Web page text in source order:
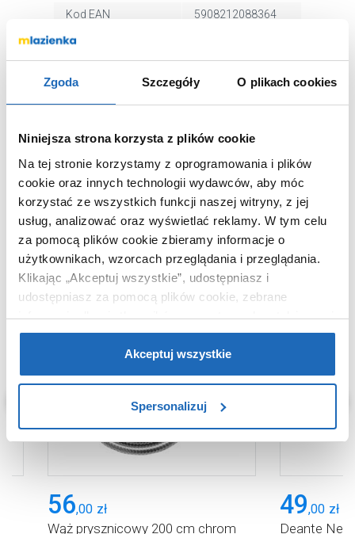
Zgoda Szczegóły O plikach cookies
Niniejsza strona korzysta z plików cookie
Na tej stronie korzystamy z oprogramowania i plików
cookie oraz innych technologii wydawców, aby móc
korzystać ze wszystkich funkcji naszej witryny, z jej
usług, analizować oraz wyświetlać reklamy. W tym celu
za pomocą plików cookie zbieramy informacje o
użytkownikach, wzorcach przeglądania i przeglądania.
Klikając „Akceptuj wszystkie”, udostępniasz i
udostępniasz za pomocą plików cookie, zebrane
informacje dla użytkowników zewnętrznych, a także nasi
partnerzy reklamowi.Jeśli chcesz, włącz „Tylko
wymagane pliki cookie”.Pamiętaj jednak, że
zablokowane niektóre pliki cookie mogą mieć wpływ na
Aby uzyskać więcej informacji na temat plików plików
dlaczego ich przepisy, przejdź do zakładu „Informacje o
plikach cookie”.
Akceptuj wszystkie
Spersonalizuj
Kod EAN
5908212088364
Wymiary z
Waga z
0,21 kg
KUPOWANE Z
56,00 zł
Wąż prysznicowy 200 cm chrom
49,00 zł
Deante